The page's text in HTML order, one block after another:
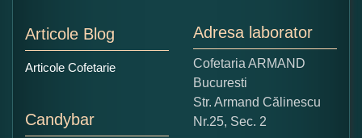
Copiati alaturi numarul din imagine:
Articole Blog
Articole Cofetarie
Candybar
Adresa laborator
Cofetaria ARMAND
Bucuresti
Str. Armand Călinescu
Nr.25, Sec. 2